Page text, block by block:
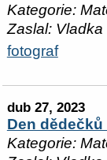
Kategorie:
Zaslal: Vladka
fotograf
dub 27, 2023
Den
Kategorie: